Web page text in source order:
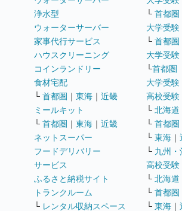
浄水型
ウォーターサーバー
家事代行サービス
ハウスクリーニング
コインランドリー
食材宅配
└ 首都圏 ｜ 東海 ｜ 近畿
ミールキット
└ 首都圏 ｜ 東海 ｜ 近畿
ネットスーパー
フードデリバリー
サービス
ふるさと納税サイト
トランクルーム
└ レンタル収納スペース
└ 首都圏
大学受
└ 首都圏
大学受
└首都圏
大学受
高校受験
└ 北海道
└ 首都圏
└ 東海 ｜
└ 九州・
高校受験
└ 北海道
└ 首都圏
└ 東海 ｜